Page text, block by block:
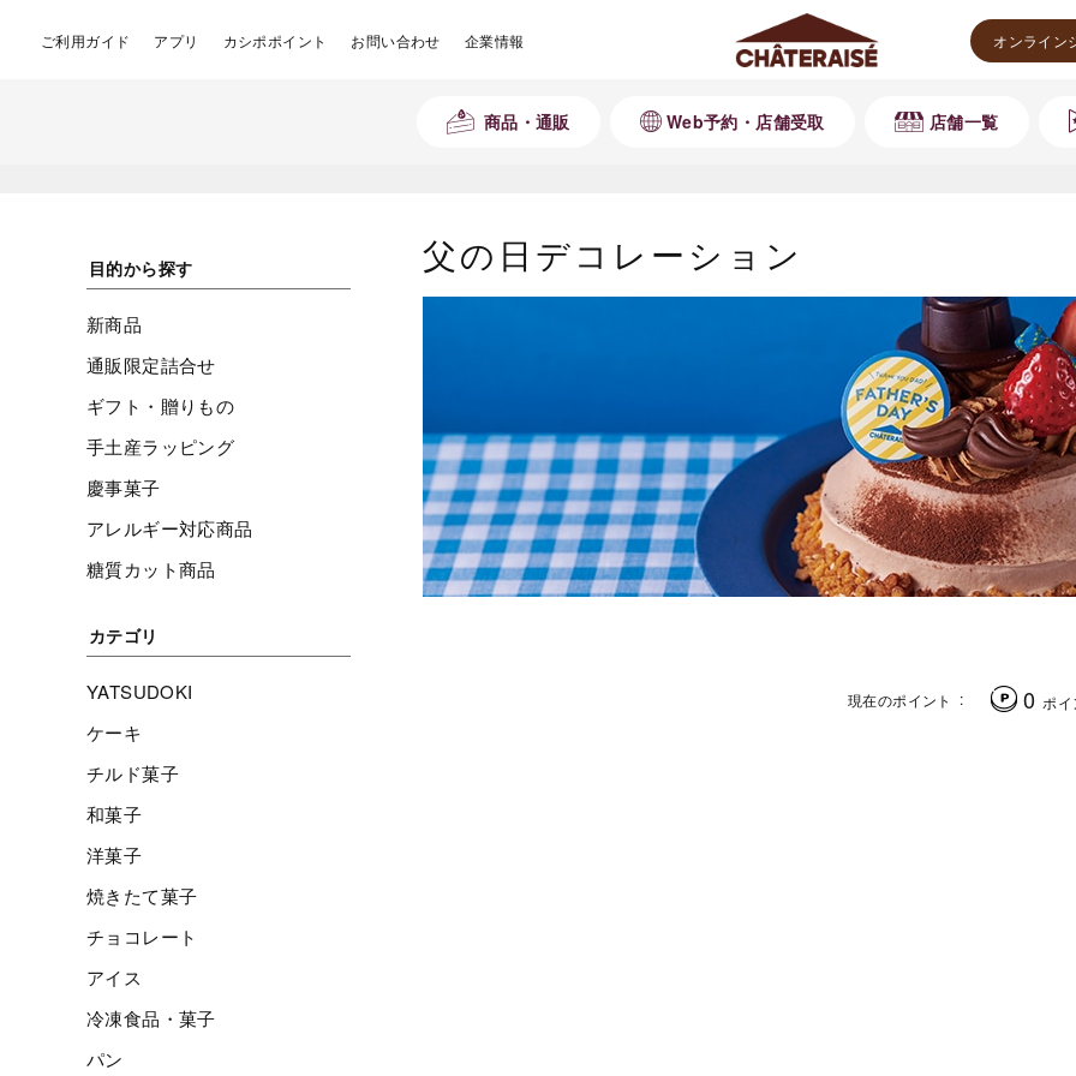
ご利用ガイド アプリ カシポポイント お問い合わせ 企業情報 オンライン
商品・通販 Web予約・店舗受取 店舗一覧
目的から探す
新商品
通販限定詰合せ
ギフト・贈りもの
手土産ラッピング
慶事菓子
アレルギー対応商品
糖質カット商品
カテゴリ
YATSUDOKI
ケーキ
チルド菓子
和菓子
洋菓子
焼きたて菓子
チョコレート
アイス
冷凍食品・菓子
パン
父の日デコレーション
現在のポイント 0 ポ